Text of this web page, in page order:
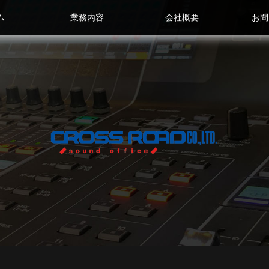
業務内容 会社概要 お